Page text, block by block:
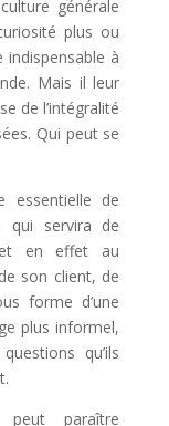
générale
plus ou
à
Mais il leur
de l’intégralité
Qui peut se
essentielle de
qui servira de
en effet au
son client, de
forme d’une
plus informel,
qu’ils
peut paraître